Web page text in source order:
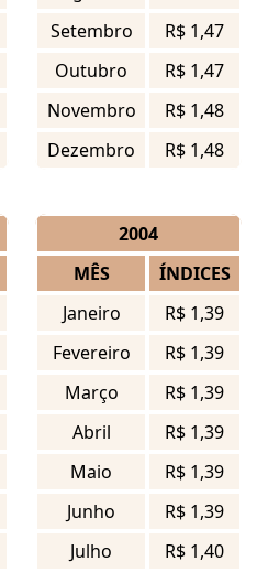
Setembro
R$ 1,47
Outubro
R$ 1,47
Novembro
R$ 1,48
Dezembro
R$ 1,48
2004
MÊS
ÍNDICES
Janeiro
R$ 1,39
Fevereiro
R$ 1,39
Março
R$ 1,39
Abril
R$ 1,39
Maio
R$ 1,39
Junho
R$ 1,39
Julho
R$ 1,40